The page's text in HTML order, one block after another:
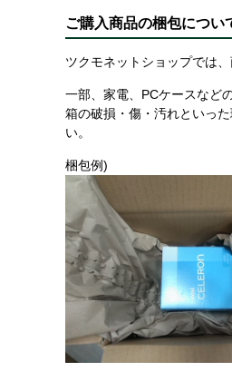
ご購入商品の梱包につい
ツクモネットショップでは
一部、家電、PCケースなど
箱の破損・傷・汚れといっ
い。
梱包例)